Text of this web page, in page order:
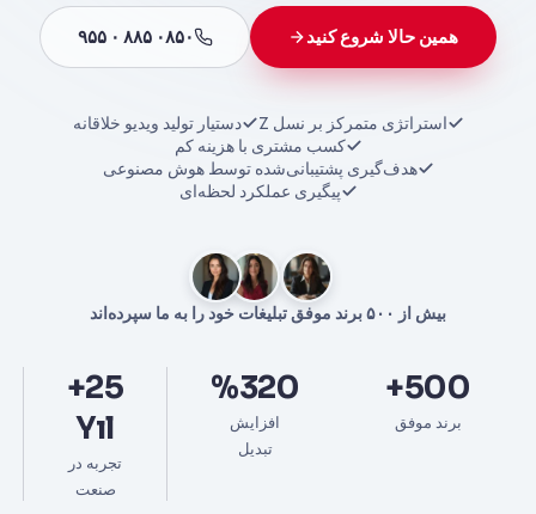
همین حالا شروع کنید ۰۸۵۰ ۸۸۵ ۰ ۹۵۵
استراتژی متمرکز بر نسل Z
دستیار تولید ویدیو خلاقانه
کسب مشتری با هزینه کم
هدف‌گیری پشتیبانی‌شده توسط هوش مصنوعی
پیگیری عملکرد لحظه‌ای
بیش از ۵۰۰ برند موفق تبلیغات خود را به ما سپرده‌اند
500+
برند موفق
%320
افزایش
تبدیل
25+
Yıl
تجربه در
صنعت